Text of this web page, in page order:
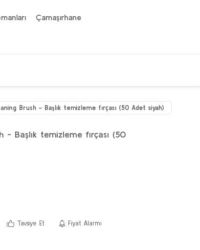
Çamaşırhane
Brush - Başlık temizleme fırçası (50 Adet siyah)
Başlık temizleme fırçası (50
Tavsiye Et Fiyat Alarmı